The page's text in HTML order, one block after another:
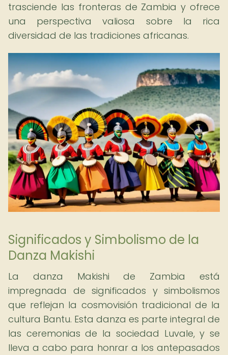
trasciende las fronteras de Zambia y ofrece
una perspectiva valiosa sobre la rica
diversidad de las tradiciones africanas.
Significados y Simbolismo de la
Danza Makishi
La danza Makishi de Zambia está
impregnada de significados y simbolismos
que reflejan la cosmovisión tradicional de la
cultura Bantu. Esta danza es parte integral de
las ceremonias de la sociedad Luvale, y se
lleva a cabo para honrar a los antepasados